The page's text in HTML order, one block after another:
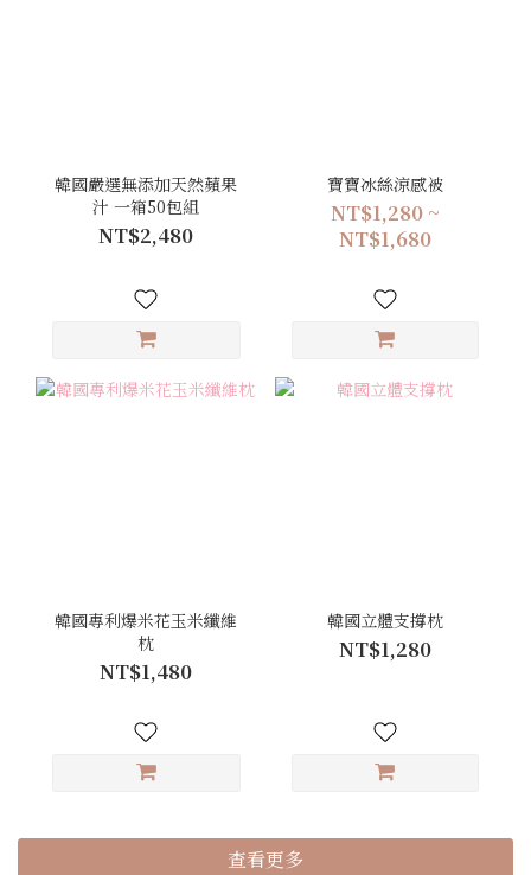
韓國嚴選無添加天然蘋果
汁 一箱50包組
NT$2,480
寶寶冰絲涼感被
NT$1,280 ~
NT$1,680
韓國專利爆米花玉米纖維
枕
NT$1,480
韓國立體支撐枕
NT$1,280
查看更多